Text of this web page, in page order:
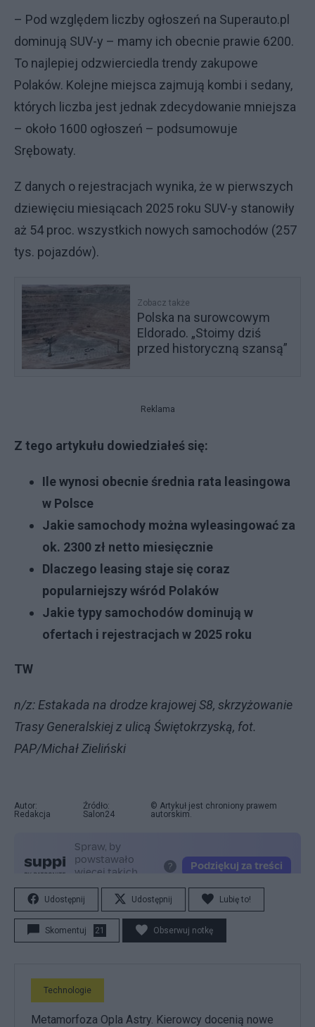
– Pod względem liczby ogłoszeń na Superauto.pl
dominują SUV-y – mamy ich obecnie prawie 6200.
To najlepiej odzwierciedla trendy zakupowe
Polaków. Kolejne miejsca zajmują kombi i sedany,
których liczba jest jednak zdecydowanie mniejsza
– około 1600 ogłoszeń – podsumowuje
Srębowaty.
Z danych o rejestracjach wynika, że w pierwszych
dziewięciu miesiącach 2025 roku SUV-y stanowiły
aż 54 proc. wszystkich nowych samochodów (257
tys. pojazdów).
Zobacz także
Polska na surowcowym
Eldorado. „Stoimy dziś
przed historyczną szansą”
Reklama
Z tego artykułu dowiedziałeś się:
Ile wynosi obecnie średnia rata leasingowa
w Polsce
Jakie samochody można wyleasingować za
ok. 2300 zł netto miesięcznie
Dlaczego leasing staje się coraz
popularniejszy wśród Polaków
Jakie typy samochodów dominują w
ofertach i rejestracjach w 2025 roku
TW
n/z: Estakada na drodze krajowej S8, skrzyżowanie
Trasy Generalskiej z ulicą Świętokrzyską, fot.
PAP/Michał Zieliński
Autor:
Redakcja
Źródło:
Salon24
© Artykuł jest chroniony prawem
autorskim.
Udostępnij Udostępnij Lubię to!
Skomentuj 21 Obserwuj notkę
Technologie
Metamorfoza Opla Astry. Kierowcy docenią nowe